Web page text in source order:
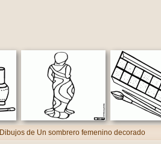
Dibujos de Un sombrero femenino decorado